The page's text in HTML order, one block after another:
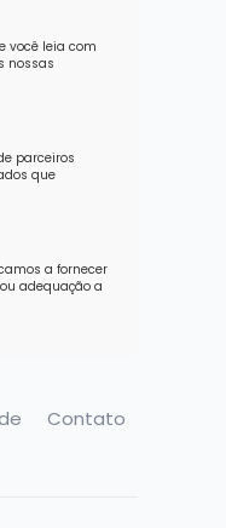
você leia com
nossas
parceiros
que
a fornecer
adequação a
Contato